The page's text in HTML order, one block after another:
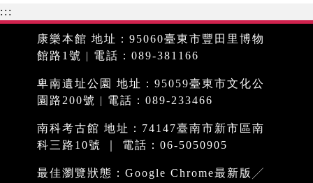
:::
康樂本館 地址：95060臺東市豐田里博物
館路1號 | 電話：089-381166
卑南遺址公園 地址：95059臺東市文化公
園路200號 | 電話：089-233466
南科考古館 地址：74147臺南市新市區南
科三路10號 ｜ 電話：06-5050905
最佳瀏覽狀態：Google Chrome最新版╱